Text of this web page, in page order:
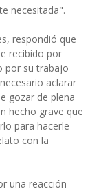
necesitada".
respondió que
recibido por
por su trabajo
aclarar
gozar de plena
hecho grave que
para hacerle
con la
una reacción